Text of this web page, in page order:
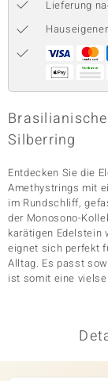
Classics
Lieferung
Silberring
Entdecken Sie die
Amethystrings mit
im Rundschliff,
der Monosono-
karätigen Edelstein
eignet sich perfekt
Alltag. Es passt
ist somit eine